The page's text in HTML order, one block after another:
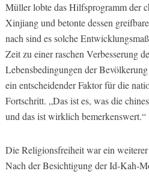
Müller lobte das Hilfsprogramm der
Xinjiang und betonte dessen
nach sind es solche
Zeit zu einer raschen Verbesserung
Lebensbedingungen der
ein entscheidender Faktor für die
Fortschritt. „Das ist es, was die
und das ist wirklich bemerkenswert.“
Die Religionsfreiheit war ein
Nach der Besichtigung der Id-Kah-